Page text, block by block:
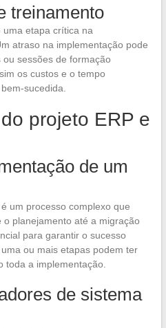
treinamento
etapa crítica na
atraso na implementação pode
sessões de formação
os custos e o tempo
sucedida.
projeto ERP e
de um
um processo complexo que
planejamento até a migração
para garantir o sucesso
ou mais etapas podem ter
toda a implementação.
de sistema